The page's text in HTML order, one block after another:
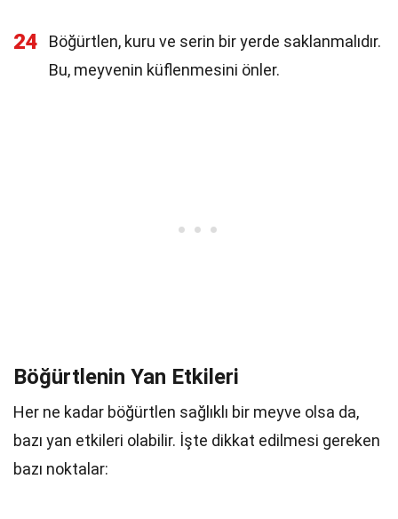
24
Böğürtlen, kuru ve serin bir yerde saklanmalıdır.
Bu, meyvenin küflenmesini önler.
Böğürtlenin Yan Etkileri
Her ne kadar böğürtlen sağlıklı bir meyve olsa da,
bazı yan etkileri olabilir. İşte dikkat edilmesi gereken
bazı noktalar: